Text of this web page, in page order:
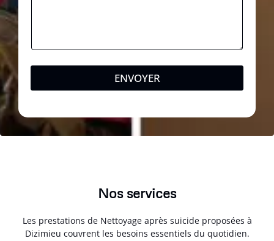
ENVOYER
Nos services
Les prestations de Nettoyage après suicide proposées à
Dizimieu couvrent les besoins essentiels du quotidien.